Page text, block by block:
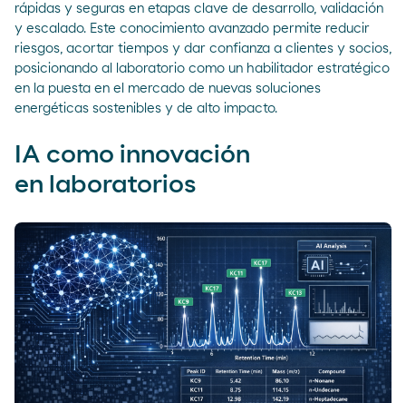
rápidas y seguras en etapas clave de desarrollo, validación
y escalado. Este conocimiento avanzado permite reducir
riesgos, acortar tiempos y dar confianza a clientes y socios,
posicionando al laboratorio como un habilitador estratégico
en la puesta en el mercado de nuevas soluciones
energéticas sostenibles y de alto impacto.
IA como innovación
en laboratorios